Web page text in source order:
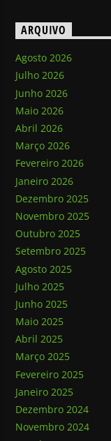
ARQUIVO
Agosto 2026
Julho 2026
Junho 2026
Maio 2026
Abril 2026
Março 2026
Fevereiro 2026
Janeiro 2026
Dezembro 2025
Novembro 2025
Outubro 2025
Setembro 2025
Agosto 2025
Julho 2025
Junho 2025
Maio 2025
Abril 2025
Março 2025
Fevereiro 2025
Janeiro 2025
Dezembro 2024
Novembro 2024